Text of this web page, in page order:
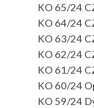
KO 65/24
KO 64/24
KO 63/24
KO 62/24
KO 61/24
KO 60/24
KO 59/24